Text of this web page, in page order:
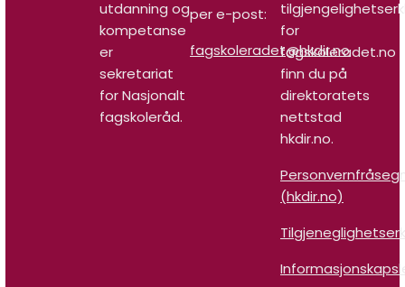
utdanning og
kompetanse
er
sekretariat
for Nasjonalt
fagskoleråd.
per e-post:
fagskoleradet@hkdir.no
for
fagskoleradet.no
finn du på
direktoratets
nettstad
hkdir.no.
(hkdir.no)